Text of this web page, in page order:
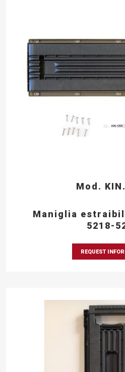
Mod.
Maniglia
5218-
REQUEST